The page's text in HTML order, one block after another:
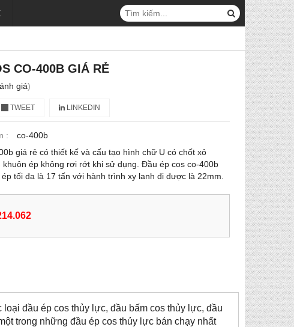
CO-400B GIÁ RẺ
giá)
TWEET LINKEDIN
:
co-400b
giá rẻ có thiết kế và cấu tạo hình chữ U có chốt xỏ
khuôn ép không rơi rớt khi sử dụng. Đầu ép cos co-400b
tối đa là 17 tấn với hành trình xy lanh đi được là 22mm.
đầu ép cos thủy lực, đầu bấm cos thủy lực, đầu
trong những đầu ép cos thủy lực bán chạy nhất